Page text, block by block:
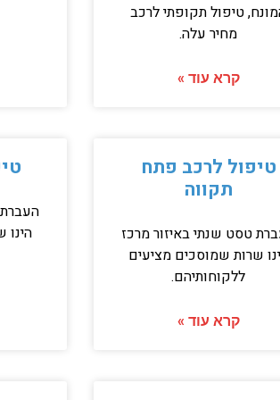
טיפול תקופתי לרכב
מחיר עלה.
קרא עוד »
טיפול לרכב פתח
תקווה
טסט שנתי באיזור מרכז
שרות שמוסכים מציעים
ללקוחותיהם.
קרא עוד »